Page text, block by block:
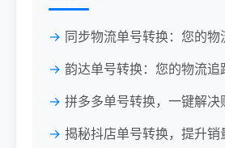
同步物流单号转换：您的
韵达单号转换：您的物流追
拼多多单号转换，一键解决
揭秘抖店单号转换，提升销